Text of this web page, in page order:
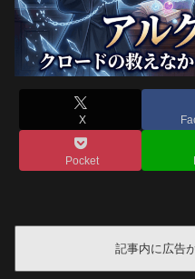
X
Pocket
記事内に広告